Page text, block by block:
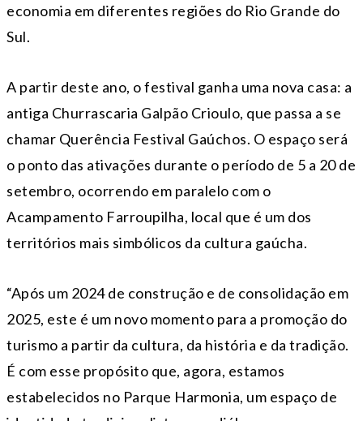
economia em diferentes regiões do Rio Grande do
Sul.
A partir deste ano, o festival ganha uma nova casa: a
antiga Churrascaria Galpão Crioulo, que passa a se
chamar Querência Festival Gaúchos. O espaço será
o ponto das ativações durante o período de 5 a 20 de
setembro, ocorrendo em paralelo com o
Acampamento Farroupilha, local que é um dos
territórios mais simbólicos da cultura gaúcha.
“Após um 2024 de construção e de consolidação em
2025, este é um novo momento para a promoção do
turismo a partir da cultura, da história e da tradição.
É com esse propósito que, agora, estamos
estabelecidos no Parque Harmonia, um espaço de